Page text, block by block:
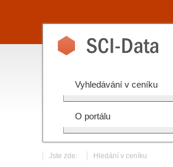
Vyhledávání v ceníku
O portálu
Jste zde: Hledání v ceníku